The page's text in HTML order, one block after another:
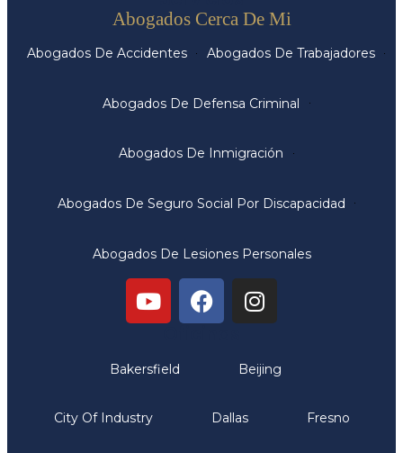
Abogados Cerca De Mi
Abogados De Accidentes Abogados De Trabajadores
Abogados De Defensa Criminal
Abogados De Inmigración
Abogados De Seguro Social Por Discapacidad
Abogados De Lesiones Personales
Bakersfield Beijing
City Of Industry Dallas Fresno